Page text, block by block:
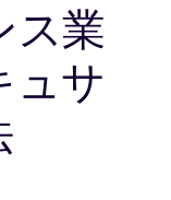
ス業
ュサ